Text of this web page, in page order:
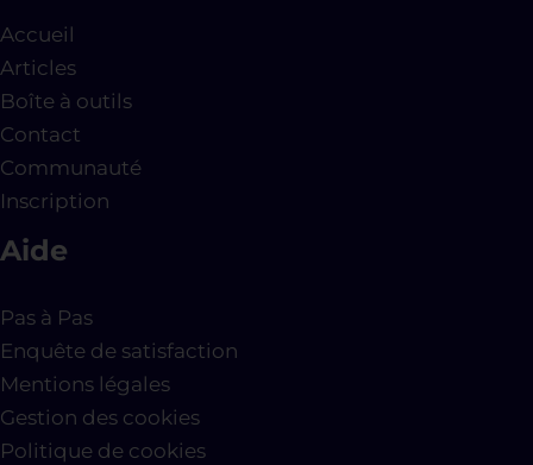
Accueil
Articles
Boîte à outils
Contact
Communauté
Inscription
Aide
Pas à Pas
Enquête de satisfaction
Mentions légales
Gestion des cookies
Politique de cookies